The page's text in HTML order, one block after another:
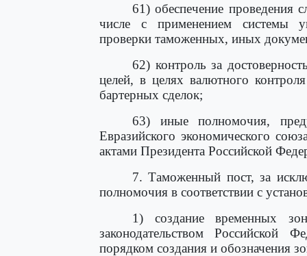
61) обеспечение
числе с применением системы
проверки таможенных, иных
62) контроль за
целей, в целях валютного
бартерных сделок;
63) иные полномочия,
Евразийского экономического
актами Президента Российской
7. Таможенный пост, за
полномочия в соответствии с
1) создание временных
законодательством Российской
порядком создания и обозначения